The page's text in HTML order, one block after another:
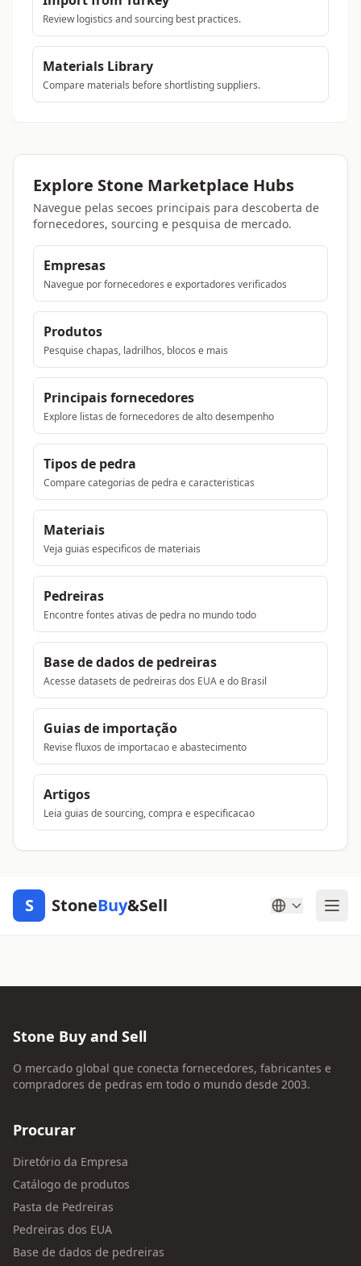
Review logistics and sourcing best practices.
Materials Library
Compare materials before shortlisting suppliers.
Explore Stone Marketplace Hubs
Navegue pelas secoes principais para descoberta de
fornecedores, sourcing e pesquisa de mercado.
Empresas
Navegue por fornecedores e exportadores verificados
Produtos
Pesquise chapas, ladrilhos, blocos e mais
Principais fornecedores
Explore listas de fornecedores de alto desempenho
Tipos de pedra
Compare categorias de pedra e caracteristicas
Materiais
Veja guias especificos de materiais
Pedreiras
Encontre fontes ativas de pedra no mundo todo
Base de dados de pedreiras
Acesse datasets de pedreiras dos EUA e do Brasil
Guias de importação
Revise fluxos de importacao e abastecimento
Artigos
Leia guias de sourcing, compra e especificacao
S StoneBuy&Sell
Stone Buy and Sell
O mercado global que conecta fornecedores, fabricantes e
compradores de pedras em todo o mundo desde 2003.
Procurar
Diretório da Empresa
Catálogo de produtos
Pasta de Pedreiras
Pedreiras dos EUA
Base de dados de pedreiras